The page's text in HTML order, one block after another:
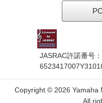
JASRAC許諾番号：
Copyright © 2026 Yamaha
All